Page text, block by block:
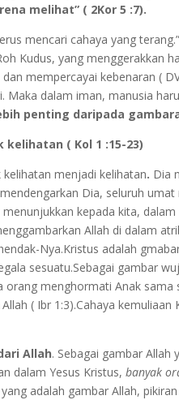
melihat” ( 2Kor 5 :7).
mencari cahaya yang
Kudus, yang menggerakkan
mempercayai kebenaran (
Maka dalam iman, manusia
penting daripada
( Kol 1 :15-23)
menjadi kelihatan. Dia
Dia, seluruh
kepada kita,
Allah di dalam
Nya.Kristus adalah
sesuatu.Sebagai gambar
orang menghormati Anak
( Ibr 1:3).Cahaya
Allah. Sebagai gambar Allah
dalam Yesus Kristus,banyak
adalah gambar Allah,